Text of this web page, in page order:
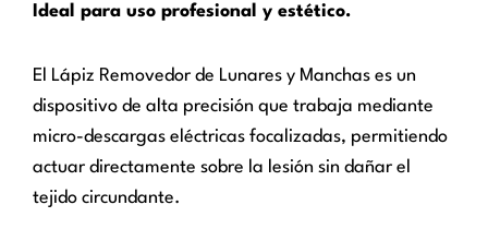
Ideal para uso profesional y estético.
El Lápiz Removedor de Lunares y Manchas es un
dispositivo de alta precisión que trabaja mediante
micro-descargas eléctricas focalizadas, permitiendo
actuar directamente sobre la lesión sin dañar el
tejido circundante.